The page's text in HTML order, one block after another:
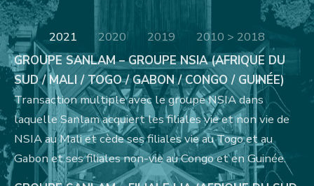
2021 2020 2019
2010 > 2018
GROUPE SANLAM – GROUPE NSIA (AFRIQUE DU
SUD / MALI / TOGO / GABON / CONGO / GUINÉE)
Transaction multiple avec le groupe NSIA dans
laquelle Sanlam acquiert les filiales vie et non vie de
NSIA au Mali et cède ses filiales vie au Togo et au
Gabon et ses filiales non-vie au Congo et en Guinée.